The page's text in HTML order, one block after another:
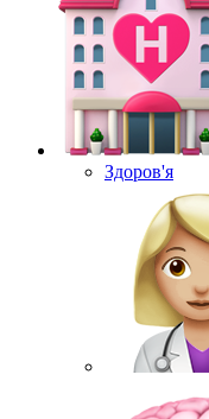
Здоров'я